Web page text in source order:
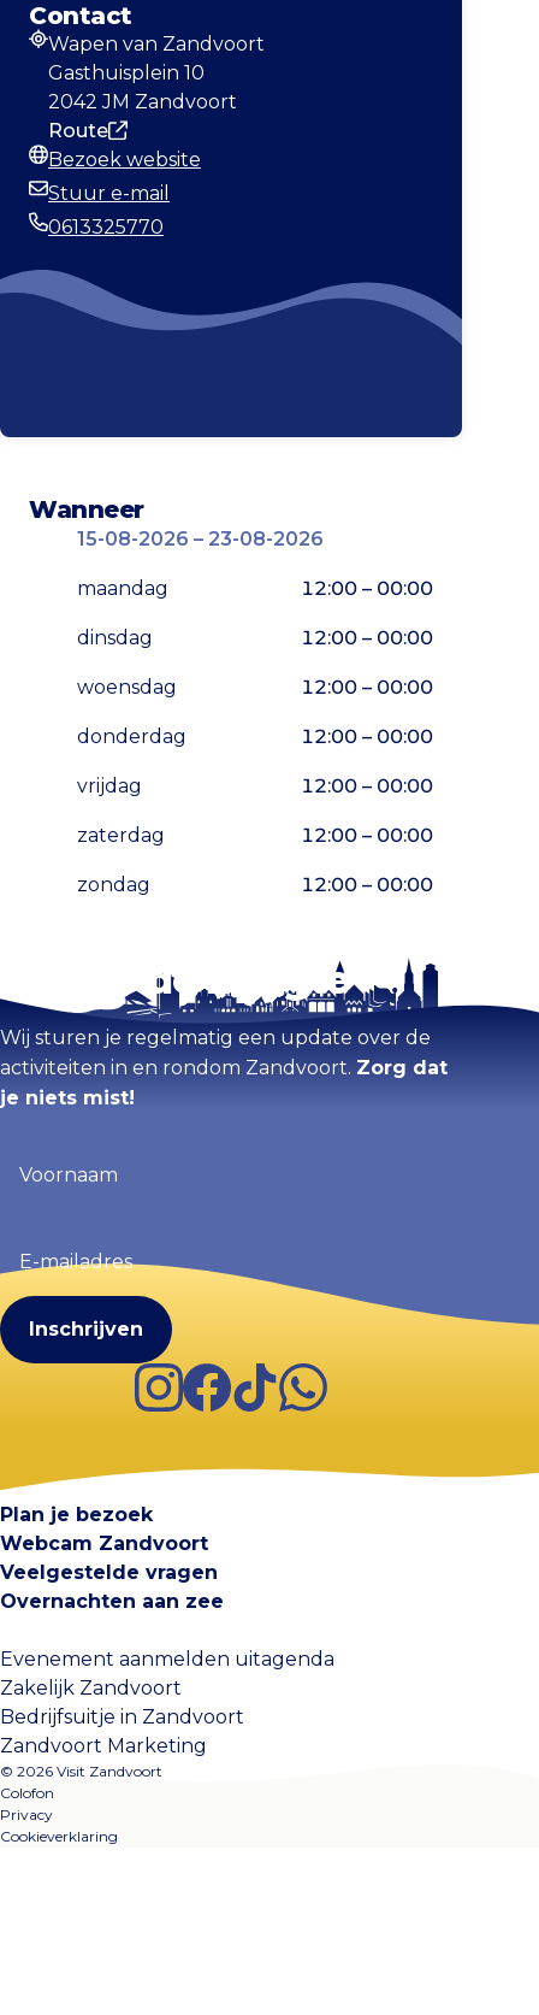
Contact
Adres
Wapen van Zandvoort
Gasthuisplein 10
2042 JM Zandvoort
Route
Website
Bezoek website
E-mailadres
Stuur e-mail
0613325770
Wanneer
15-08-2026 – 23-08-2026
maandag 12:00 – 00:00
dinsdag 12:00 – 00:00
woensdag 12:00 – 00:00
donderdag 12:00 – 00:00
vrijdag 12:00 – 00:00
zaterdag 12:00 – 00:00
zondag 12:00 – 00:00
Kaart vergroten
Blijf op de hoogte
Wij sturen je regelmatig een update over de
activiteiten in en rondom Zandvoort. Zorg dat
je niets mist!
(Vereist)
mailadres
(Vereist)
InstagramFacebook
TikTokWhatsApp
Plan je bezoek
Webcam Zandvoort
Veelgestelde vragen
Overnachten aan zee
Evenement aanmelden uitagenda
Zakelijk Zandvoort
Bedrijfsuitje in Zandvoort
Zandvoort Marketing
© 2026 Visit Zandvoort
Colofon
Privacy
Cookieverklaring